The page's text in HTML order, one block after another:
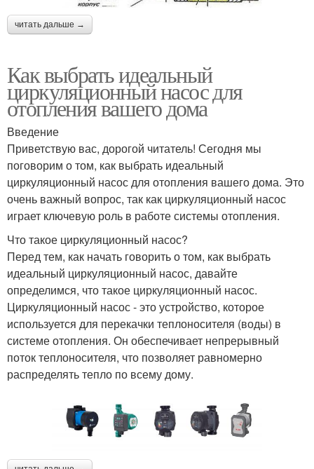
читать дальше →
Как выбрать идеальный
циркуляционный насос для
отопления вашего дома
Введение
Приветствую вас, дорогой читатель! Сегодня мы
поговорим о том, как выбрать идеальный
циркуляционный насос для отопления вашего дома. Это
очень важный вопрос, так как циркуляционный насос
играет ключевую роль в работе системы отопления.
Что такое циркуляционный насос?
Перед тем, как начать говорить о том, как выбрать
идеальный циркуляционный насос, давайте
определимся, что такое циркуляционный насос.
Циркуляционный насос - это устройство, которое
используется для перекачки теплоносителя (воды) в
системе отопления. Он обеспечивает непрерывный
поток теплоносителя, что позволяет равномерно
распределять тепло по всему дому.